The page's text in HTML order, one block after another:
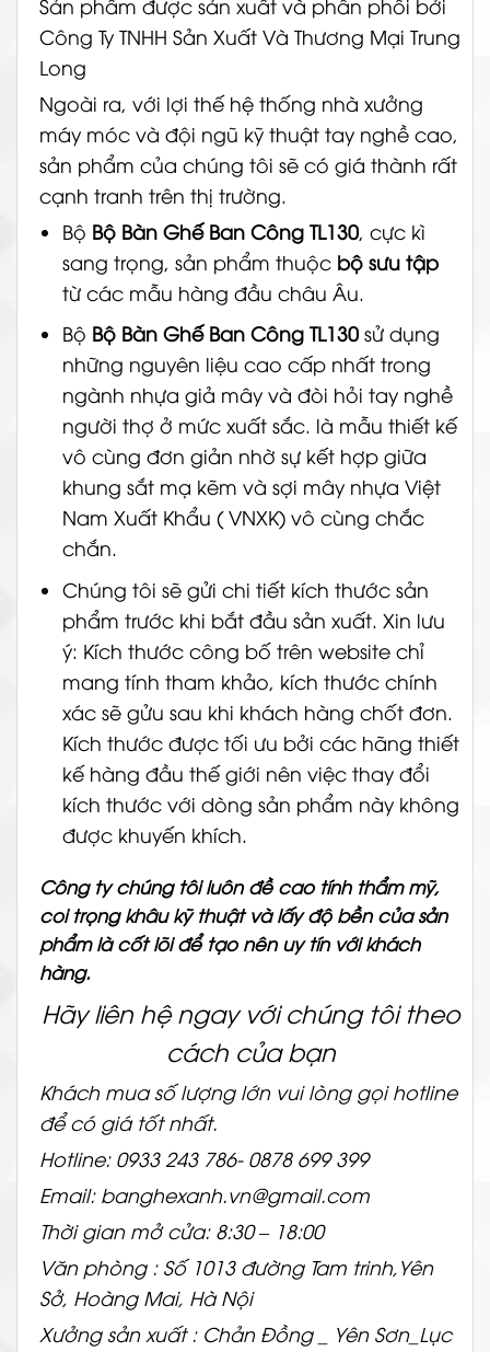
Công Ty TNHH Sản Xuất Và Thương Mại Trung
Long
Ngoài ra, với lợi thế hệ thống nhà xưởng
máy móc và đội ngũ kỹ thuật tay nghề cao,
sản phẩm của chúng tôi sẽ có giá thành rất
cạnh tranh trên thị trường.
Bộ Bộ Bàn Ghế Ban Công TL130, cực kì
sang trọng, sản phẩm thuộc bộ sưu tập
từ các mẫu hàng đầu châu Âu.
Bộ Bộ Bàn Ghế Ban Công TL130sử dụng
những nguyên liệu cao cấp nhất trong
ngành nhựa giả mây và đòi hỏi tay nghề
người thợ ở mức xuất sắc. là mẫu thiết kế
vô cùng đơn giản nhờ sự kết hợp giữa
khung sắt mạ kẽm và sợi mây nhựa Việt
Nam Xuất Khẩu ( VNXK) vô cùng chắc
chắn.
Chúng tôi sẽ gửi chi tiết kích thước sản
phẩm trước khi bắt đầu sản xuất. Xin lưu
ý: Kích thước công bố trên website chỉ
mang tính tham khảo, kích thước chính
xác sẽ gửu sau khi khách hàng chốt đơn.
Kích thước được tối ưu bởi các hãng thiết
kế hàng đầu thế giới nên việc thay đổi
kích thước với dòng sản phẩm này không
được khuyến khích.
Công ty chúng tôi luôn đề cao tính thẩm mỹ,
coi trọng khâu kỹ thuật và lấy độ bền của sản
phẩm là cốt lõi để tạo nên uy tín với khách
hàng.
Hãy liên hệ ngay với chúng tôi theo
cách của bạn
Khách mua số lượng lớn vui lòng gọi hotline
để có giá tốt nhất.
Hotline: 0933 243 786- 0878 699 399
Email: banghexanh.vn@gmail.com
Thời gian mở cửa: 8:30 – 18:00
Văn phòng : Số 1013 đường Tam trinh,Yên
Sở, Hoàng Mai, Hà Nội
Xưởng sản xuất : Chản Đồng _ Yên Sơn_Lục